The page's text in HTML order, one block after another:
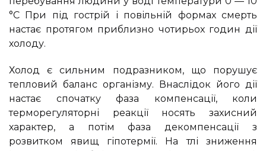
°С При під гострій і повільній формах смерть
настає протягом приблизно чотирьох годин дії
холоду.
Холод є сильним подразником, що порушує
тепловий баланс організму. Внаслідок його дії
настає спочатку фаза компенсації, коли
терморегуляторні реакції носять захисний
характер, а потім фаза декомпенсації з
розвитком явищ гіпотермії. На тлі зниження